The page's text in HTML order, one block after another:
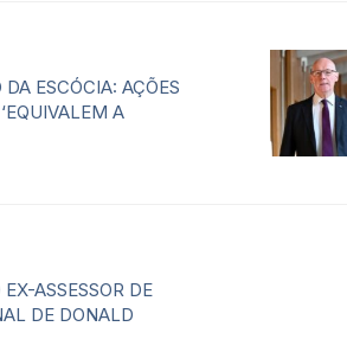
ESCÓCIA: AÇÕES
A
ASSESSOR DE
DE DONALD